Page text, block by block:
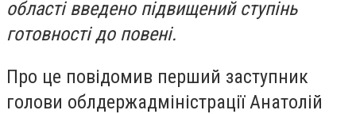
області введено підвищений ступінь
готовності до повені.
Про це повідомив перший заступник
голови облдержадміністрації Анатолій